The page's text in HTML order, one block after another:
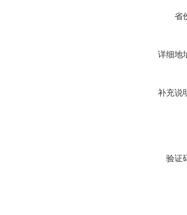
省
详细地
补充说
验证